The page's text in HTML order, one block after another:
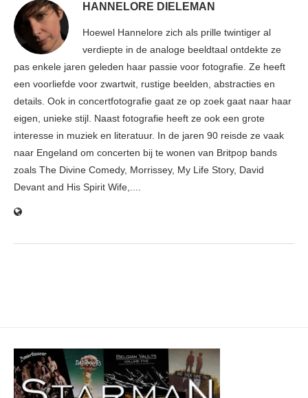
HANNELORE DIELEMAN
Hoewel Hannelore zich als prille twintiger al
verdiepte in de analoge beeldtaal ontdekte ze
pas enkele jaren geleden haar passie voor fotografie. Ze heeft
een voorliefde voor zwartwit, rustige beelden, abstracties en
details. Ook in concertfotografie gaat ze op zoek gaat naar haar
eigen, unieke stijl. Naast fotografie heeft ze ook een grote
interesse in muziek en literatuur. In de jaren 90 reisde ze vaak
naar Engeland om concerten bij te wonen van Britpop bands
zoals The Divine Comedy, Morrissey, My Life Story, David
Devant and His Spirit Wife,....